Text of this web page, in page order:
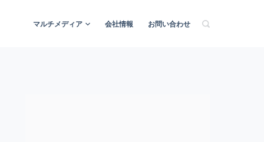
マルチメディア 会社情報 お問い合わせ